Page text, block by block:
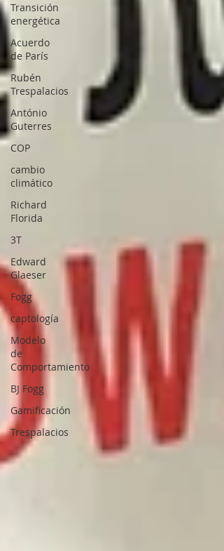
Transición
energética
Acuerdo
de París
Rubén
Trespalacios
António
Guterres
COP
cambio
climático
Richard
Florida
3T
Edward
Glaeser
Fogg
captología
Modelo
de
Comportamiento
BJ Fogg
Gamificación
Trespalacios